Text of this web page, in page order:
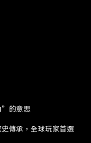
”的意思
傳承，全球玩家首選